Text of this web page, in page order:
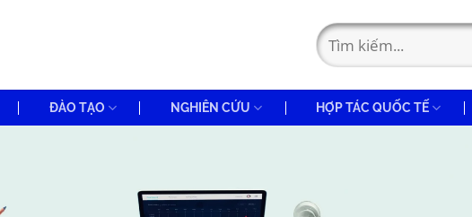
ĐÀO TẠO NGHIÊN CỨU HỢP TÁC QUỐC TẾ